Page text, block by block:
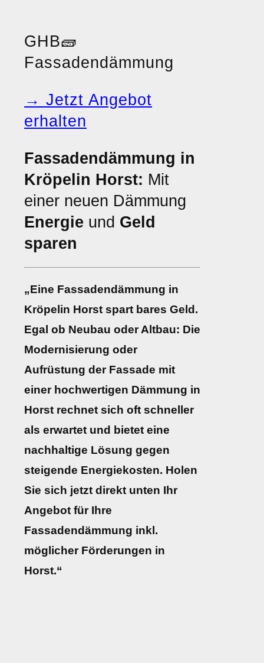
GHB🧱
Fassadendämmung
→ Jetzt Angebot
erhalten
Fassadendämmung in
Kröpelin Horst: Mit
einer neuen Dämmung
Energie und Geld
sparen
„Eine Fassadendämmung in
Kröpelin Horst spart bares Geld.
Egal ob Neubau oder Altbau: Die
Modernisierung oder
Aufrüstung der Fassade mit
einer hochwertigen Dämmung in
Horst rechnet sich oft schneller
als erwartet und bietet eine
nachhaltige Lösung gegen
steigende Energiekosten. Holen
Sie sich jetzt direkt unten Ihr
Angebot für Ihre
Fassadendämmung inkl.
möglicher Förderungen in
Horst.“